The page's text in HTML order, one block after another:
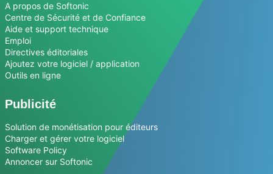
A propos de Softonic
Centre de Sécurité et de Confiance
Aide et support technique
Emploi
Directives éditoriales
Ajoutez votre logiciel / application
Outils en ligne
Publicité
Solution de monétisation pour éditeurs
Charger et gérer votre logiciel
Software Policy
Annoncer sur Softonic